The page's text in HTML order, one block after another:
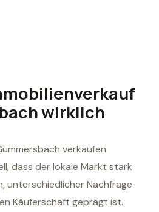
wirklich
verkaufen
dass der lokale Markt stark
unterschiedlicher Nachfrage
Käuferschaft geprägt ist.